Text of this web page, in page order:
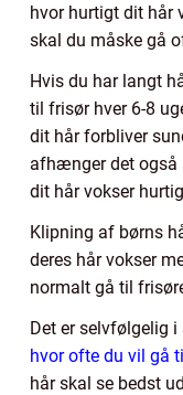
hvor hurtigt dit hår
skal du måske gå
Hvis du har langt
til frisør hver 6-8
dit hår forbliver
afhænger det også
dit hår vokser
Klipning af børns
deres hår vokser
normalt gå til
Det er selvfølgelig
hvor ofte du vil gå
hår skal se bedst